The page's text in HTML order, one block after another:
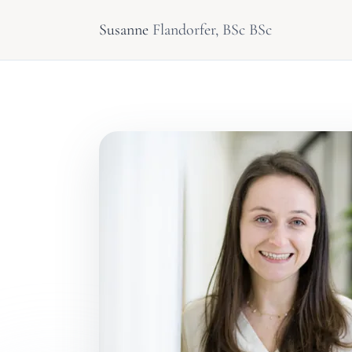
Susanne Flandorfer, BSc BSc